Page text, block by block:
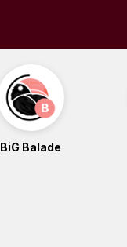
BiG Balade